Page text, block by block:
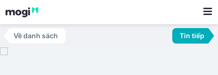
Về danh sách Tin tiếp